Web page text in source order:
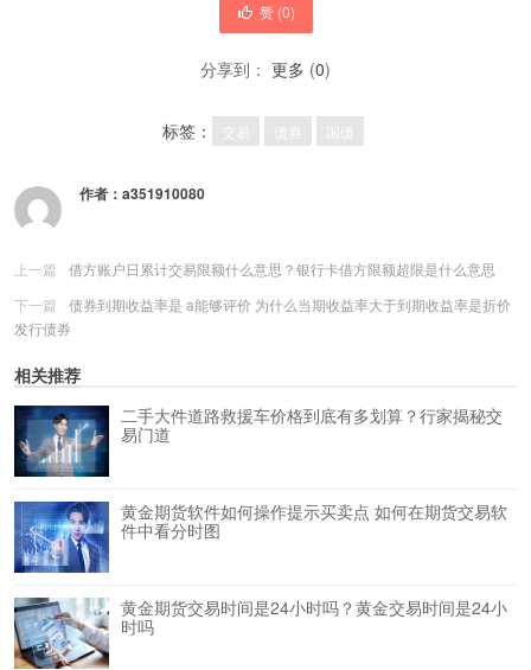
赞 (0)
分享到： 更多 (0)
标签： 债券
作者： a351910080
上一篇
借方账户日累计交易限额什么意思？银行卡借方限额超限是什么意思
下一篇
债券到期收益率是 a能够评价 为什么当期收益率大于到期收益率是折价
发行债券
相关推荐
二手大件道路救援车价格到底有多划算？行家揭秘交
易门道
黄金期货软件如何操作提示买卖点 如何在期货交易软
件中看分时图
黄金期货交易时间是24小时吗？黄金交易时间是24小
时吗